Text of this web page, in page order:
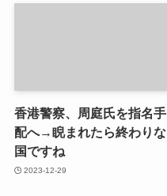
香港警察、周庭氏を指名手
配へ→睨まれたら終わりな
国ですね
2023-12-29